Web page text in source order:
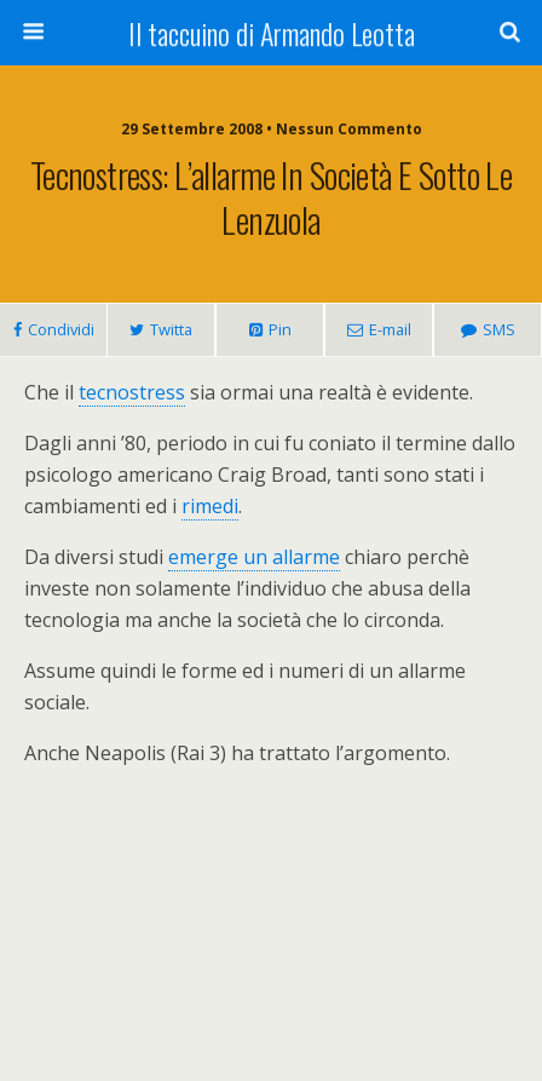
Il taccuino di Armando Leotta
29 Settembre 2008 • Nessun Commento
Tecnostress: L’allarme In Società E Sotto Le
Lenzuola
Condividi Twitta Pin E-mail SMS
Che il tecnostress sia ormai una realtà è evidente.
Dagli anni ’80, periodo in cui fu coniato il termine dallo
psicologo americano Craig Broad, tanti sono stati i
cambiamenti ed i rimedi.
Da diversi studi emerge un allarme chiaro perchè
investe non solamente l’individuo che abusa della
tecnologia ma anche la società che lo circonda.
Assume quindi le forme ed i numeri di un allarme
sociale.
Anche Neapolis (Rai 3) ha trattato l’argomento.